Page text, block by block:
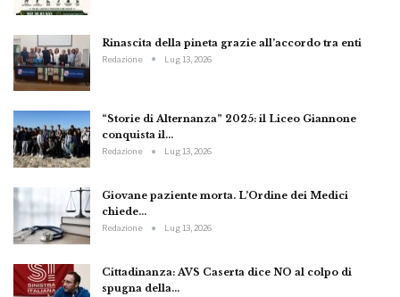
Rinascita della pineta grazie all’accordo tra enti
Redazione Lug 13, 2026
“Storie di Alternanza” 2025: il Liceo Giannone
conquista il…
Redazione Lug 13, 2026
Giovane paziente morta. L’Ordine dei Medici
chiede…
Redazione Lug 13, 2026
Cittadinanza: AVS Caserta dice NO al colpo di
spugna della…